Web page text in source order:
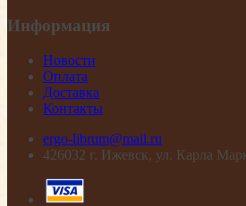
Информация
Новости
Оплата
Доставка
Контакты
ergo-librum@mail.ru
426032 г. Ижевск, ул. Карла